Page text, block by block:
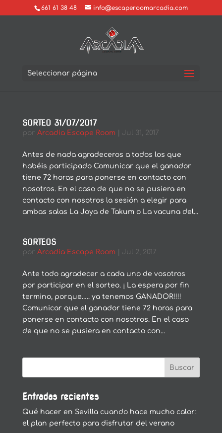
661 61 38 48 info@escaperoomarcadia.com
Seleccionar página
SORTEO 31/07/2017
por Arcadia Escape Room Jul 31, 2017
Antes de nada agradeceros a todos los que
habéis participado Comunicar que el ganador
tiene 72 horas para ponerse en contacto con
nosotros. En el caso de que no se pusiera en
contacto con nosotros la sesión a elegir para
ambas salas La Joya de Takum o La vacuna del...
SORTEOS
por Arcadia Escape Room Jul 2, 2017
Ante todo agradecer a cada uno de vosotros
por participar en el sorteo. ¡ La espera por fin
termino, porque….. ya tenemos GANADOR!!!!
Comunicar que el ganador tiene 72 horas para
ponerse en contacto con nosotros. En el caso
de que no se pusiera en contacto con...
Entradas recientes
Qué hacer en Sevilla cuando hace mucho calor:
el plan perfecto para disfrutar del verano